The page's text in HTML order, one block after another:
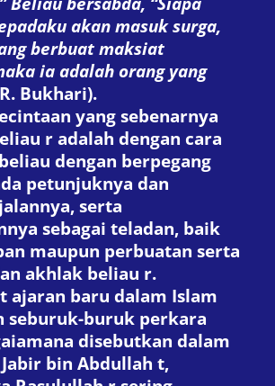
akan masuk surga,
berbuat maksiat
ia adalah orang yang
Bukhari).
yang sebenarnya
r adalah dengan cara
dengan berpegang
petunjuknya dan
serta
sebagai teladan, baik
maupun perbuatan serta
akhlak beliau r.
ajaran baru dalam Islam
seburuk-buruk perkara
disebutkan dalam
bin Abdullah t,